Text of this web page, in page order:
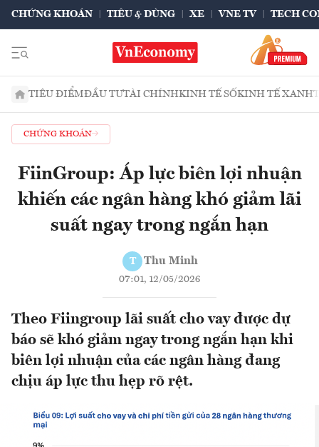
CHỨNG KHOÁN TIÊU & DÙNG XE VNE TV TECH
TIÊU ĐIỂMĐẦU TƯTÀI CHÍNHKINH TẾ SỐKINH TẾ XANH
CHỨNG KHOÁN
FiinGroup: Áp lực biên lợi nhuận
khiến các ngân hàng khó giảm lãi
suất ngay trong ngắn hạn
T Thu Minh
07:01, 12/05/2026
Theo Fiingroup lãi suất cho vay được dự
báo sẽ khó giảm ngay trong ngắn hạn khi
biên lợi nhuận của các ngân hàng đang
chịu áp lực thu hẹp rõ rệt.